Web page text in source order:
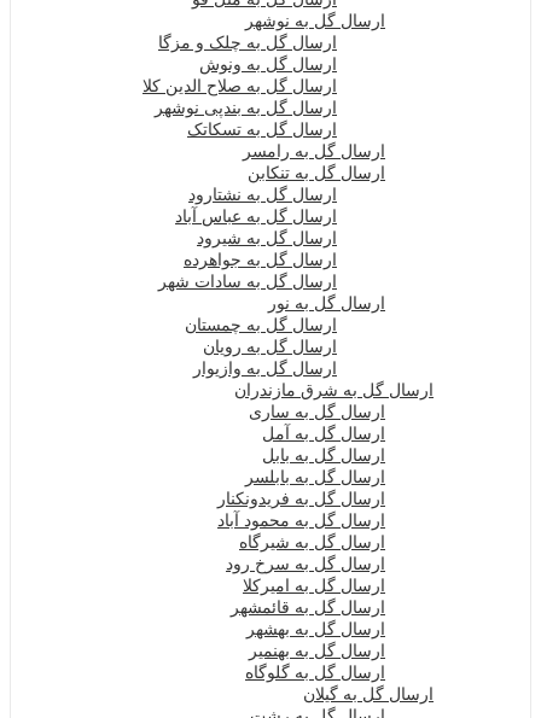
ارسال گل به نوشهر
ارسال گل به چلک و مزگا
ارسال گل به ونوش
ارسال گل به صلاح الدین کلا
ارسال گل به بندپی نوشهر
ارسال گل به تسکاتک
ارسال گل به رامسر
ارسال گل به تنکابن
ارسال گل به نشتارود
ارسال گل به عباس آباد
ارسال گل به شیرود
ارسال گل به جواهرده
ارسال گل به سادات شهر
ارسال گل به نور
ارسال گل به چمستان
ارسال گل به رویان
ارسال گل به وازیوار
ارسال گل به شرق مازندران
ارسال گل به ساری
ارسال گل به آمل
ارسال گل به بابل
ارسال گل به بابلسر
ارسال گل به فریدونکنار
ارسال گل به محمود آباد
ارسال گل به شیرگاه
ارسال گل به سرخ رود
ارسال گل به امیرکلا
ارسال گل به قائمشهر
ارسال گل به بهشهر
ارسال گل به بهنمیر
ارسال گل به گلوگاه
ارسال گل به گیلان